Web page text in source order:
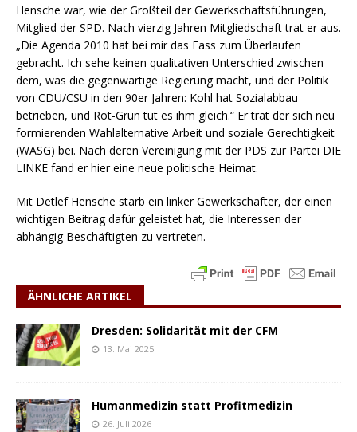
Hensche war, wie der Großteil der Gewerkschaftsführungen,
Mitglied der SPD. Nach vierzig Jahren Mitgliedschaft trat er aus.
„Die Agenda 2010 hat bei mir das Fass zum Überlaufen
gebracht. Ich sehe keinen qualitativen Unterschied zwischen
dem, was die gegenwärtige Regierung macht, und der Politik
von CDU/CSU in den 90er Jahren: Kohl hat Sozialabbau
betrieben, und Rot-Grün tut es ihm gleich.“ Er trat der sich neu
formierenden Wahlalternative Arbeit und soziale Gerechtigkeit
(WASG) bei. Nach deren Vereinigung mit der PDS zur Partei DIE
LINKE fand er hier eine neue politische Heimat.
Mit Detlef Hensche starb ein linker Gewerkschafter, der einen
wichtigen Beitrag dafür geleistet hat, die Interessen der
abhängig Beschäftigten zu vertreten.
ÄHNLICHE ARTIKEL
Dresden: Solidarität mit der CFM
13. Mai 2025
Humanmedizin statt Profitmedizin
26. Juli 2026